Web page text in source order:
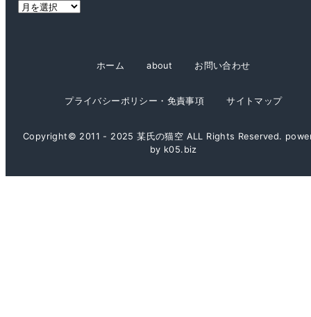
ア
ホーム about お問い合わせ
プライバシーポリシー・免責事項 サイトマップ
Copyright© 2011 - 2025 某氏の猫空 ALL Rights Reserved.
by k05.biz